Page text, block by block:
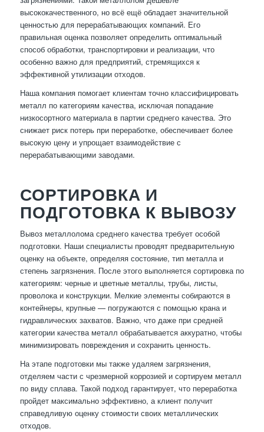
высококачественного, но всё ещё обладает значительной
ценностью для перерабатывающих компаний. Его
правильная оценка позволяет определить оптимальный
способ обработки, транспортировки и реализации, что
особенно важно для предприятий, стремящихся к
эффективной утилизации отходов.
Наша компания помогает клиентам точно классифицировать
металл по категориям качества, исключая попадание
низкосортного материала в партии среднего качества. Это
снижает риск потерь при переработке, обеспечивает более
высокую цену и упрощает взаимодействие с
перерабатывающими заводами.
СОРТИРОВКА И
ПОДГОТОВКА К ВЫВОЗУ
Вывоз металлолома среднего качества требует особой
подготовки. Наши специалисты проводят предварительную
оценку на объекте, определяя состояние, тип металла и
степень загрязнения. После этого выполняется сортировка по
категориям: черные и цветные металлы, трубы, листы,
проволока и конструкции. Мелкие элементы собираются в
контейнеры, крупные — погружаются с помощью крана и
гидравлических захватов. Важно, что даже при средней
категории качества металл обрабатывается аккуратно, чтобы
минимизировать повреждения и сохранить ценность.
На этапе подготовки мы также удаляем загрязнения,
отделяем части с чрезмерной коррозией и сортируем металл
по виду сплава. Такой подход гарантирует, что переработка
пройдет максимально эффективно, а клиент получит
справедливую оценку стоимости своих металлических
отходов.